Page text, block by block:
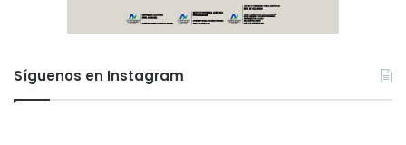
Síguenos en Instagram